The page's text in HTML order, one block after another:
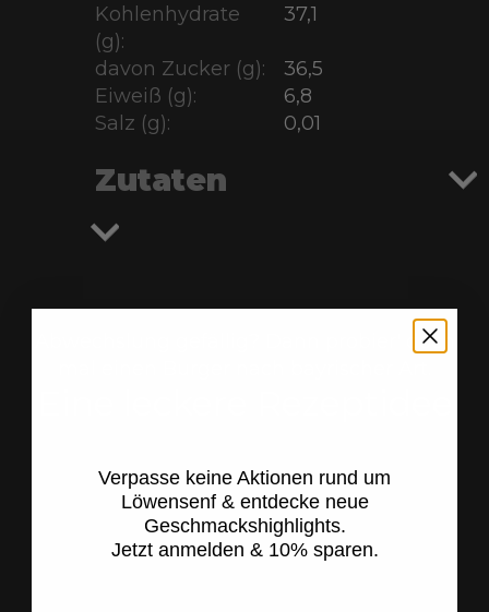
Kohlenhydrate
(g):
37,1
davon Zucker (g):
36,5
Eiweiß (g):
6,8
Salz (g):
0,01
Zutaten
Abwechslung gefällig? Dann probier' doch
Jetzt anmelden &
Verpasse keine Aktionen rund um
Löwensenf & entdecke neue
Geschmackshighlights.
Jetzt anmelden & 10% sparen.